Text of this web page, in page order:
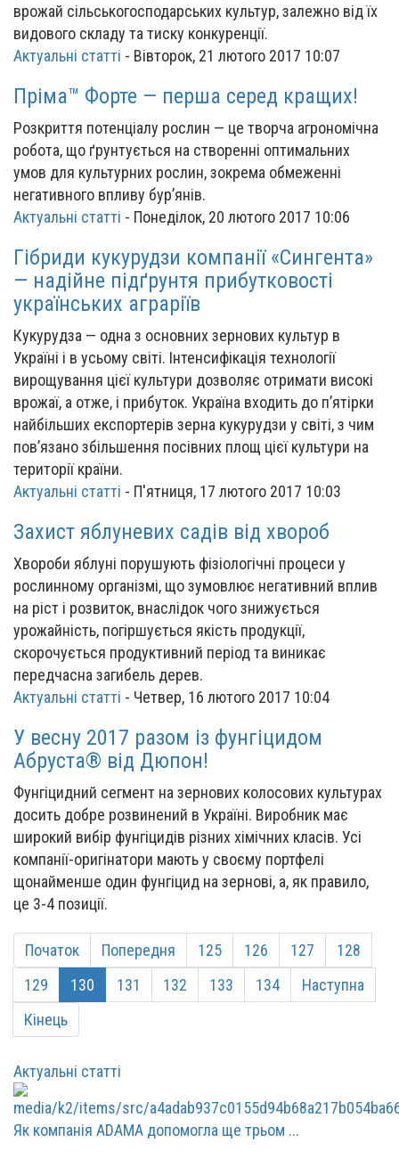
врожай сільськогосподарських культур, залежно від їх
видового складу та тиску конкуренції.
Актуальні статті - Вівторок, 21 лютого 2017 10:07
Пріма™ Форте — перша серед кращих!
Розкриття потенціалу рослин — це творча агрономічна
робота, що ґрунтується на створенні оптимальних
умов для культурних рослин, зокрема обмеженні
негативного впливу бур’янів.
Актуальні статті - Понеділок, 20 лютого 2017 10:06
Гібриди кукурудзи компанії «Сингента»
— надійне підґрунтя прибутковості
українських аграріїв
Кукурудза — одна з основних зернових культур в
Україні і в усьому світі. Інтенсифікація технології
вирощування цієї культури дозволяє отримати високі
врожаї, а отже, і прибуток. Україна входить до п’ятірки
найбільших експортерів зерна кукурудзи у світі, з чим
пов’язано збільшення посівних площ цієї культури на
території країни.
Актуальні статті - П'ятниця, 17 лютого 2017 10:03
Захист яблуневих садів від хвороб
Хвороби яблуні порушують фізіологічні процеси у
рослинному організмі, що зумовлює негативний вплив
на ріст і розвиток, внаслідок чого знижується
урожайність, погіршується якість продукції,
скорочується продуктивний період та виникає
передчасна загибель дерев.
Актуальні статті - Четвер, 16 лютого 2017 10:04
У весну 2017 разом із фунгіцидом
Абруста® від Дюпон!
Фунгіцидний сегмент на зернових колосових культурах
досить добре розвинений в Україні. Виробник має
широкий вибір фунгіцидів різних хімічних класів. Усі
компанії-оригінатори мають у своєму портфелі
щонайменше один фунгіцид на зернові, а, як правило,
це 3-4 позиції.
Початок Попередня 125 126 127
128
129
130 131 132 133 134
Наступна
Кінець
Актуальні статті
Як компанія ADAMA допомогла ще трьом ...